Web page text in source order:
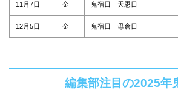
11月7日 金 鬼宿日 天恩日
12月5日 金 鬼宿日 母倉日
編集部注目の2025年